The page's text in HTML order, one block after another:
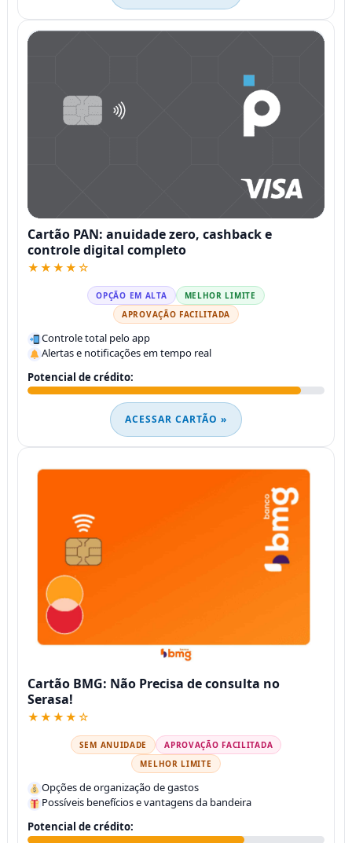
Cartão PAN: anuidade zero, cashback e
controle digital completo
★★★★☆
OPÇÃO EM ALTA
MELHOR LIMITE
APROVAÇÃO FACILITADA
Controle total pelo app
Alertas e notificações em tempo real
Potencial de crédito:
ACESSAR CARTÃO »
Cartão BMG: Não Precisa de consulta no
Serasa!
★★★★☆
SEM ANUIDADE
APROVAÇÃO FACILITADA
MELHOR LIMITE
Opções de organização de gastos
Possíveis benefícios e vantagens da bandeira
Potencial de crédito: